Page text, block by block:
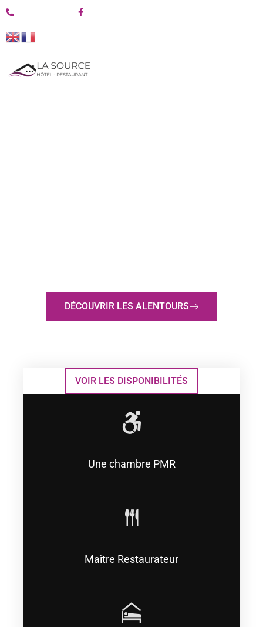
DÉCOUVRIR LES ALENTOURS
VOIR LES DISPONIBILITÉS
Une chambre PMR
Maître Restaurateur